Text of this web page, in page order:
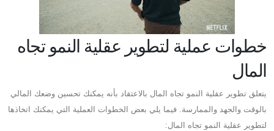
خطوات عملية لتطوير عقلية النمو تجاه
المال
يتعلق تطوير عقلية النمو تجاه المال بالاعتقاد بأنه يمكنك تحسين وضعك المالي
بالوقت والجهد والممارسة. فيما يلي بعض الخطوات العملية التي يمكنك اتخاذها
لتطوير عقلية النمو تجاه المال: